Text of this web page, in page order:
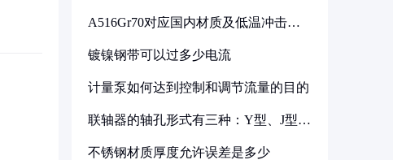
A516Gr70对应国内材质及低温冲击要
镀镍钢带可以过多少电流
计量泵如何达到控制和调节流量的目的
联轴器的轴孔形式有三种：Y型、J型、
不锈钢材质厚度允许误差是多少